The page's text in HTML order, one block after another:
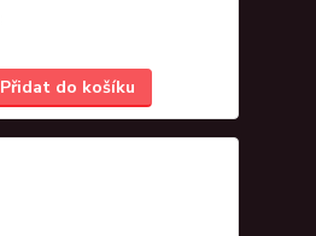
Přidat do košíku